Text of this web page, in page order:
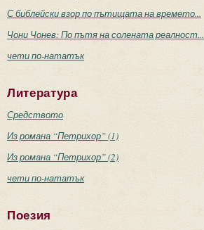
С библейски взор по пътищата на времето...
Чони Чонев: По пътя на солената реалност...
чети по-нататък
Литература
Средството
Из романа “Петрихор” (1)
Из романа “Петрихор” (2)
чети по-нататък
Поезия